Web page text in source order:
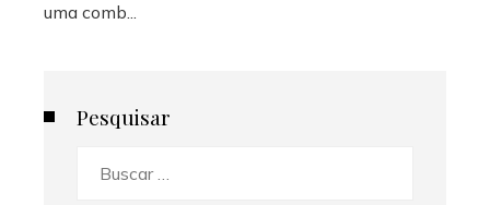
uma comb...
Pesquisar